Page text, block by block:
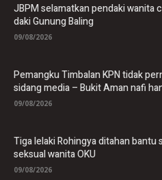
JBPM selamatkan pendaki wanita
daki Gunung Baling
09/08/2026
Pemangku Timbalan KPN tidak
sidang media – Bukit Aman nafi
09/08/2026
Tiga lelaki Rohingya ditahan bantu
seksual wanita OKU
09/08/2026